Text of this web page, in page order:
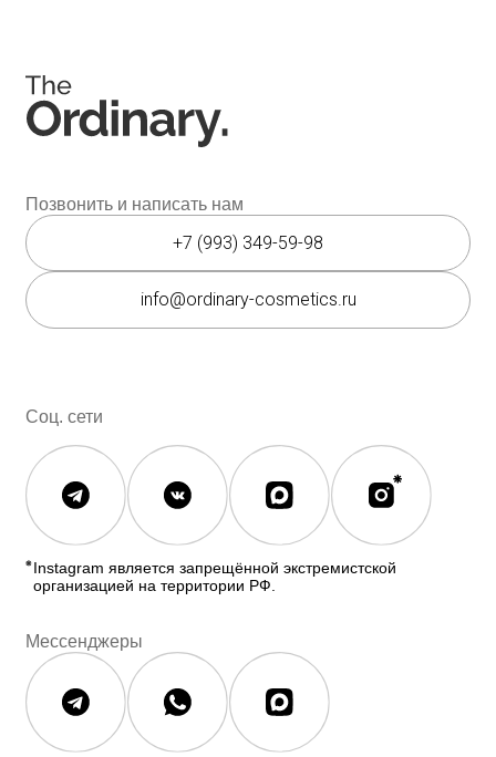
Публичная оферта
Политика конфиденциальности
Политика возврата и обмена
Полезное
О бренде
О нас
История The Ordinary
Корейская косметика
Скидки
Данные о компании
ОГРНИП:
325508100410286